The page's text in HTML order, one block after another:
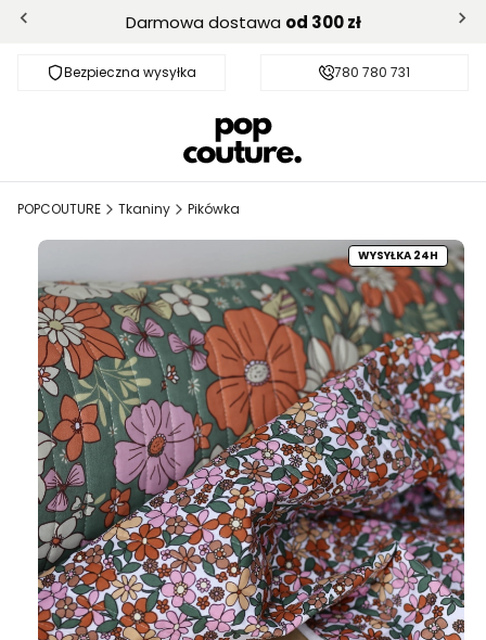
Darmowa dostawa od 300 zł
Bezpieczna wysyłka Darmowa dostawa od 300 zł
780 780 731
POPCOUTURE Tkaniny Pikówka
WYSYŁKA 24H